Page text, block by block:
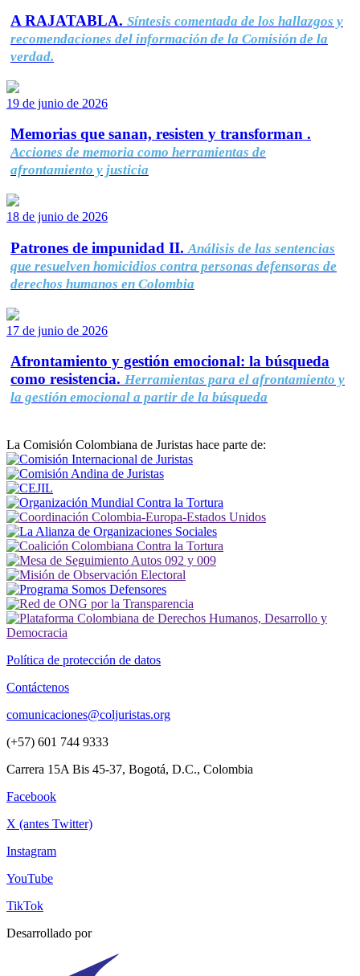
A RAJATABLA. Síntesis comentada de los hallazgos y
recomendaciones del información de la Comisión de la
verdad.
19 de junio de 2026
Memorias que sanan, resisten y transforman .
Acciones de memoria como herramientas de
afrontamiento y justicia
18 de junio de 2026
Patrones de impunidad II. Análisis de las sentencias
que resuelven homicidios contra personas defensoras de
derechos humanos en Colombia
17 de junio de 2026
Afrontamiento y gestión emocional: la búsqueda
como resistencia. Herramientas para el afrontamiento y
la gestión emocional a partir de la búsqueda
La Comisión Colombiana de Juristas hace parte de:
Política de protección de datos
Contáctenos
comunicaciones@coljuristas.org
(+57) 601 744 9333
Carrera 15A Bis 45-37, Bogotá, D.C., Colombia
Facebook
X (antes Twitter)
Instagram
YouTube
TikTok
Desarrollado por